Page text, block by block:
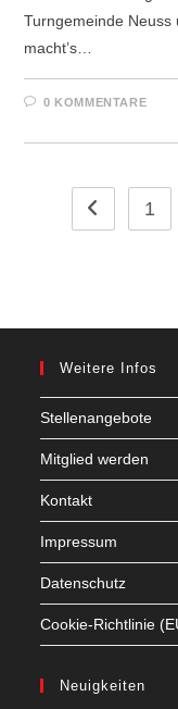
Turngemeinde Neuss
macht’s…
0 KOMMENTARE
Zur 1
Weitere Infos
Stellenangebote
Mitglied werden
Kontakt
Impressum
Datenschutz
Cookie-Richtlinie
Neuigkeiten